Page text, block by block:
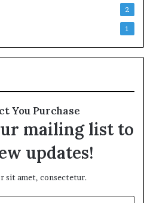
2
1
You Purchase
mailing list to
updates!
sit amet, consectetur.